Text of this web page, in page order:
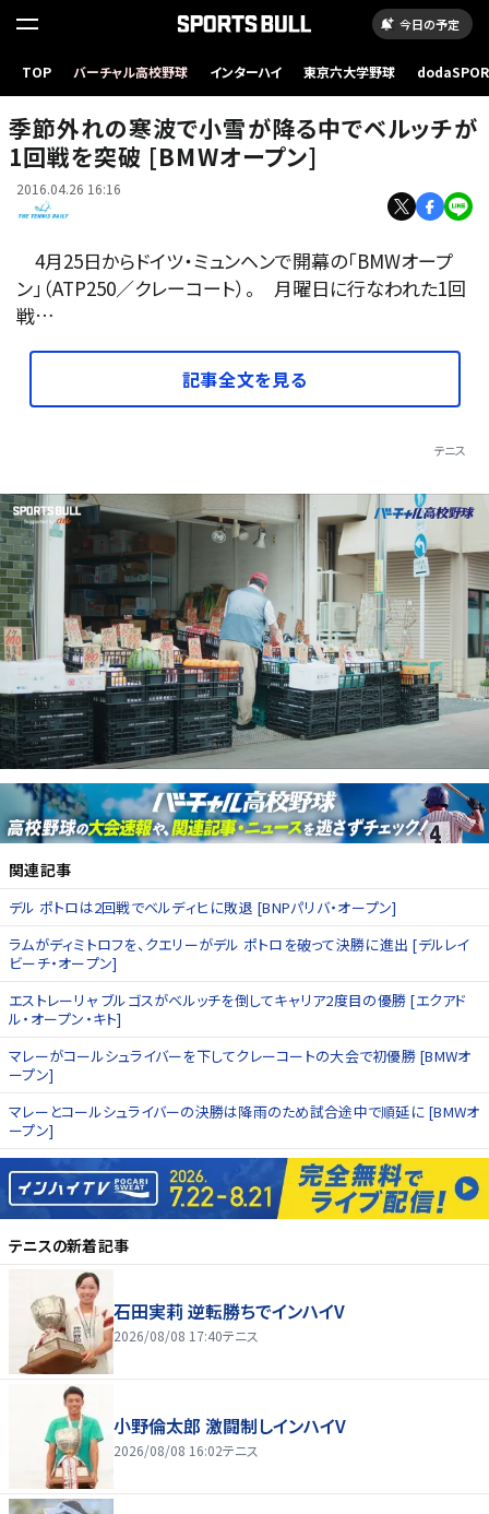
今日の予定
TOP バーチャル高校野球 インターハイ 東京六大学野球
季節外れの寒波で小雪が降る中でベルッチが
1回戦を突破 [BMWオープン]
2016.04.26 16:16
4月25日からドイツ・ミュンヘンで開幕の「BMWオープ
ン」（ATP250／クレーコート）。 月曜日に行なわれた1回
戦…
記事全文を見る
テニス
関連記事
デル ポトロは2回戦でベルディヒに敗退 [BNPパリバ・オープン]
ラムがディミトロフを、クエリーがデル ポトロを破って決勝に進出 [デルレイ
ビーチ・オープン]
エストレーリャ ブルゴスがベルッチを倒してキャリア2度目の優勝 [エクアド
ル・オープン・キト]
マレーがコールシュライバーを下してクレーコートの大会で初優勝 [BMWオ
ープン]
マレーとコールシュライバーの決勝は降雨のため試合途中で順延に [BMWオ
ープン]
テニスの新着記事
石田実莉 逆転勝ちでインハイV
2026/08/08 17:40テニス
小野倫太郎 激闘制しインハイV
2026/08/08 16:02テニス